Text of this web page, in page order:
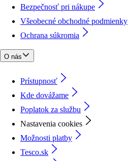
Bezpečnosť pri nákupe
Všeobecné obchodné podmienky
Ochrana súkromia
O nás
Prístupnosť
Kde dovážame
Poplatok za službu
Nastavenia cookies
Možnosti platby
Tesco.sk